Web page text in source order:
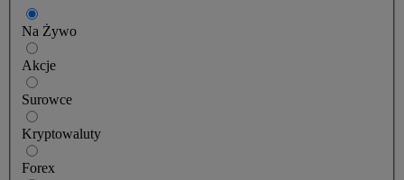
Na Żywo
Akcje
Surowce
Kryptowaluty
Forex